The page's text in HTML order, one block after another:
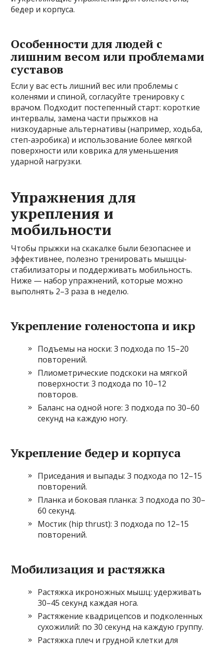
бедер и корпуса.
Особенности для людей с
лишним весом или проблемами
суставов
Если у вас есть лишний вес или проблемы с
коленями и спиной, согласуйте тренировку с
врачом. Подходит постепенный старт: короткие
интервалы, замена части прыжков на
низкоударные альтернативы (например, ходьба,
степ-аэробика) и использование более мягкой
поверхности или коврика для уменьшения
ударной нагрузки.
Упражнения для
укрепления и
мобильности
Чтобы прыжки на скакалке были безопаснее и
эффективнее, полезно тренировать мышцы-
стабилизаторы и поддерживать мобильность.
Ниже — набор упражнений, которые можно
выполнять 2–3 раза в неделю.
Укрепление голеностопа и икр
Подъемы на носки: 3 подхода по 15–20
повторений.
Плиометрические подскоки на мягкой
поверхности: 3 подхода по 10–12
повторов.
Баланс на одной ноге: 3 подхода по 30–60
секунд на каждую ногу.
Укрепление бедер и корпуса
Приседания и выпады: 3 подхода по 12–15
повторений.
Планка и боковая планка: 3 подхода по 30–
60 секунд.
Мостик (hip thrust): 3 подхода по 12–15
повторений.
Мобилизация и растяжка
Растяжка икроножных мышц: удерживать
30–45 секунд каждая нога.
Растяжение квадрицепсов и подколенных
сухожилий: по 30 секунд на каждую группу.
Растяжка плеч и грудной клетки для